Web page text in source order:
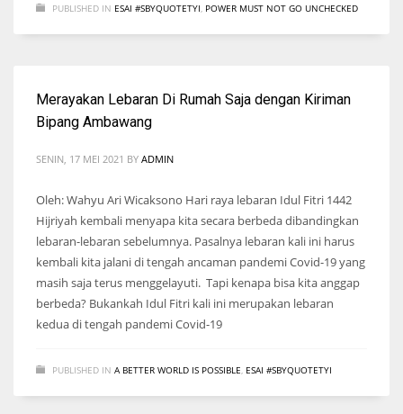
PUBLISHED IN ESAI #SBYQUOTETYI POWER MUST NOT GO UNCHECKED
Merayakan Lebaran Di Rumah Saja dengan Kiriman
Bipang Ambawang
SENIN, 17 MEI 2021 BY ADMIN
Oleh: Wahyu Ari Wicaksono Hari raya lebaran Idul Fitri 1442
Hijriyah kembali menyapa kita secara berbeda dibandingkan
lebaran-lebaran sebelumnya. Pasalnya lebaran kali ini harus
kembali kita jalani di tengah ancaman pandemi Covid-19 yang
masih saja terus menggelayuti. Tapi kenapa bisa kita anggap
berbeda? Bukankah Idul Fitri kali ini merupakan lebaran
kedua di tengah pandemi Covid-19
PUBLISHED IN A BETTER WORLD IS POSSIBLE ESAI #SBYQUOTETYI